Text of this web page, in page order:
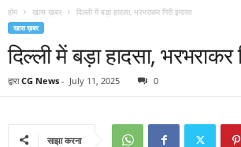
होम खास ख़बर दिल्ली में बड़ा हादसा, भरभराकर गिरी इमारत
खास ख़बर
दिल्ली में बड़ा हादसा, भरभराकर
द्वारा CG News - July 11, 2025 0
साझा करना